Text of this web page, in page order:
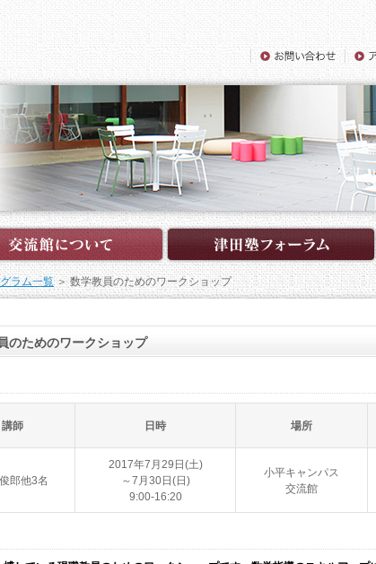
ラム一覧＞ 数学教員のためのワークショップ
のためのワークショップ
講師 日時 場所
郎他3名
2017年7月29日(土)
～7月30日(日)
9:00-16:20
小平キャンパス
交流館